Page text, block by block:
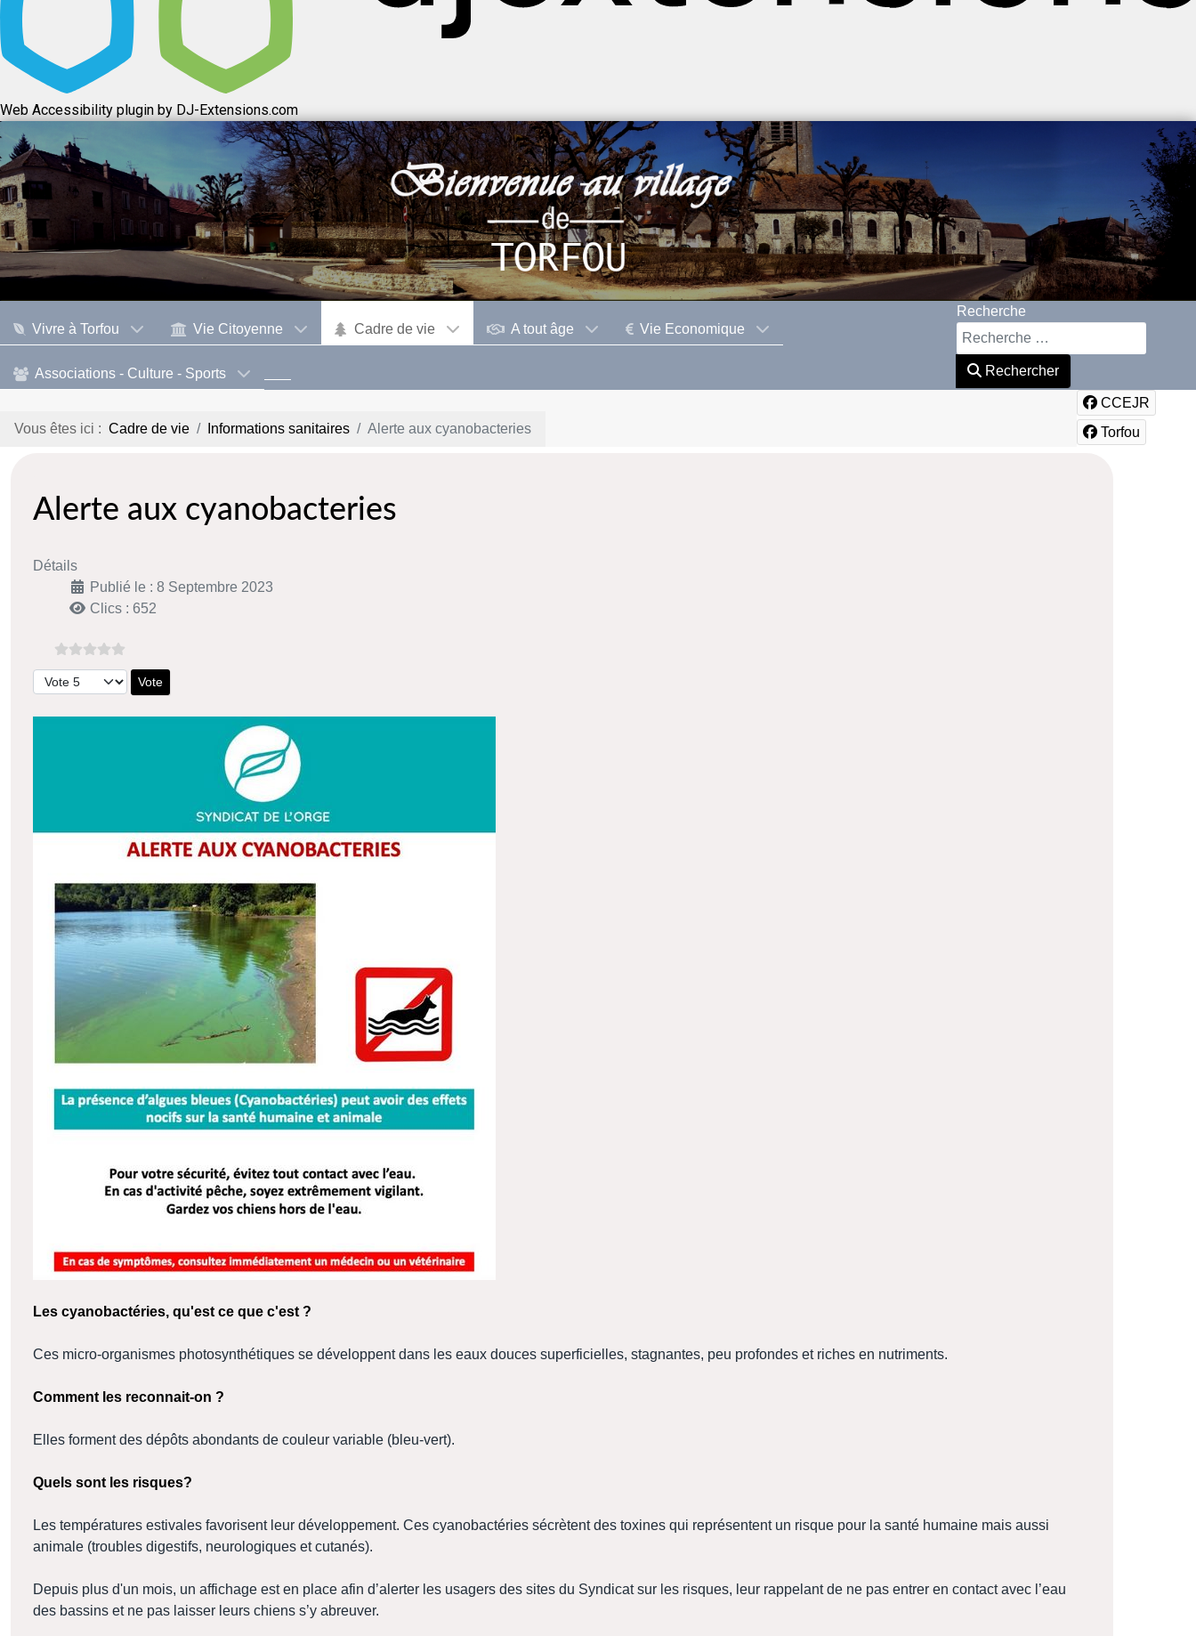
Web Accessibility plugin by DJ-Extensions.com
Vivre à Torfou Vie Citoyenne Cadre de vie A tout âge Vie Economique
Associations - Culture - Sports
Recherche
Rechercher
Vous êtes ici : Cadre de vie Informations sanitaires Alerte aux cyanobacteries
CCEJR
Torfou
Alerte aux cyanobacteries
Détails
Publié le : 8 Septembre 2023
Clics : 652
Veuillez voter
Les cyanobactéries, qu'est ce que c'est ?
Ces micro-organismes photosynthétiques se développent dans les eaux douces superficielles, stagnantes, peu profondes et riches en nutriments.
Comment les reconnait-on ?
Elles forment des dépôts abondants de couleur variable (bleu-vert).
Quels sont les risques?
Les températures estivales favorisent leur développement. Ces cyanobactéries sécrètent des toxines qui représentent un risque pour la santé humaine mais aussi
animale (troubles digestifs, neurologiques et cutanés).
Depuis plus d'un mois, un affichage est en place afin d’alerter les usagers des sites du Syndicat sur les risques, leur rappelant de ne pas entrer en contact avec l’eau
des bassins et ne pas laisser leurs chiens s’y abreuver.